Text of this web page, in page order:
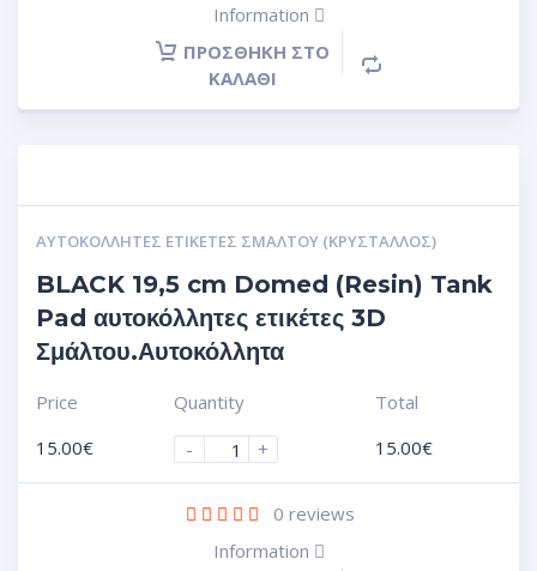
Information
ΠΡΟΣΘΉΚΗ ΣΤΟ
ΚΑΛΆΘΙ
ΑΥΤΟΚΌΛΛΗΤΕΣ ΕΤΙΚΈΤΕΣ ΣΜΆΛΤΟΥ (ΚΡΥΣΤΑΛΛΟΣ)
BLACK 19,5 cm Domed (Resin) Tank
Pad αυτοκόλλητες ετικέτες 3D
Σμάλτου.Αυτοκόλλητα
Price
15.00€
Quantity
-
+
Total
15.00€
0 reviews
Information